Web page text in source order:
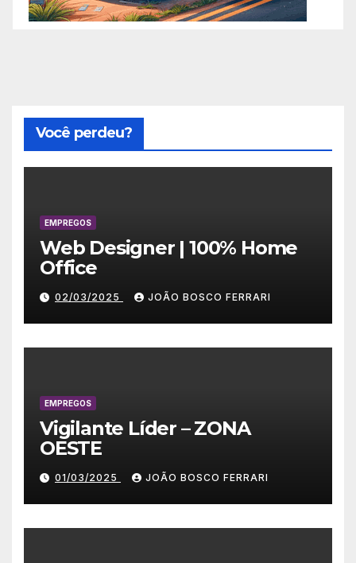
Você perdeu?
EMPREGOS
Web Designer | 100% Home
Office
02/03/2025 JOÃO BOSCO FERRARI
EMPREGOS
Vigilante Líder – ZONA
OESTE
01/03/2025 JOÃO BOSCO FERRARI